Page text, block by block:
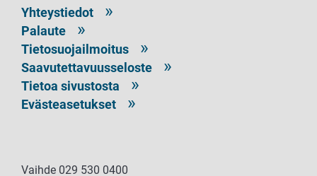
Yhteystiedot
Palaute
Tietosuojailmoitus
Saavutettavuusseloste
Tietoa sivustosta
Evästeasetukset
Vaihde 029 530 0400